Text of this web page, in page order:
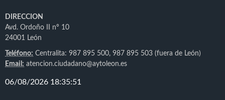
DIRECCION
Avd. Ordoño II nº 10
24001 León
Teléfono: Centralita: 987 895 500, 987 895 503 (fuera de León)
Email: atencion.ciudadano@aytoleon.es